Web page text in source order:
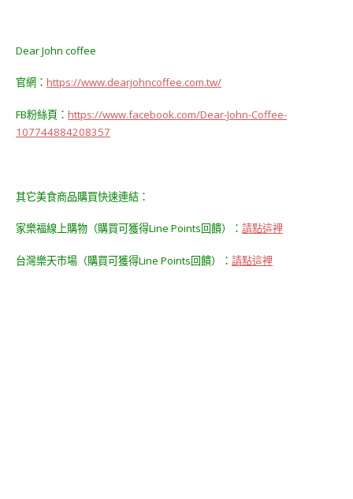
Dear John coffee
官網： https://www.dearjohncoffee.com.tw/
FB粉絲頁： https://www.facebook.com/Dear-John-Coffee-
107744884208357
其它美食商品購買快速連結：
家樂福線上購物（購買可獲得Line Points回饋）： 請點這裡
台灣樂天市場（購買可獲得Line Points回饋）： 請點這裡